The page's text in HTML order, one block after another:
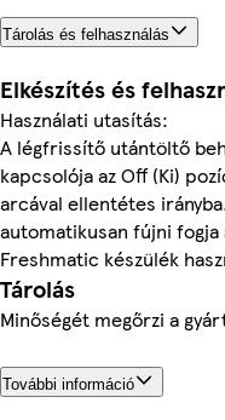
Tárolás és felhasználás
Elkészítés és
Használati utasítás:
A légfrissítő utántöltő
kapcsolója az Off (Ki)
arcával ellentétes
automatikusan fújni
Freshmatic készülék
Tárolás
Minőségét megőrzi a
További információ